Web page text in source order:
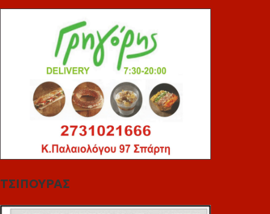
ΤΣΙΠΟΥΡΑΣ